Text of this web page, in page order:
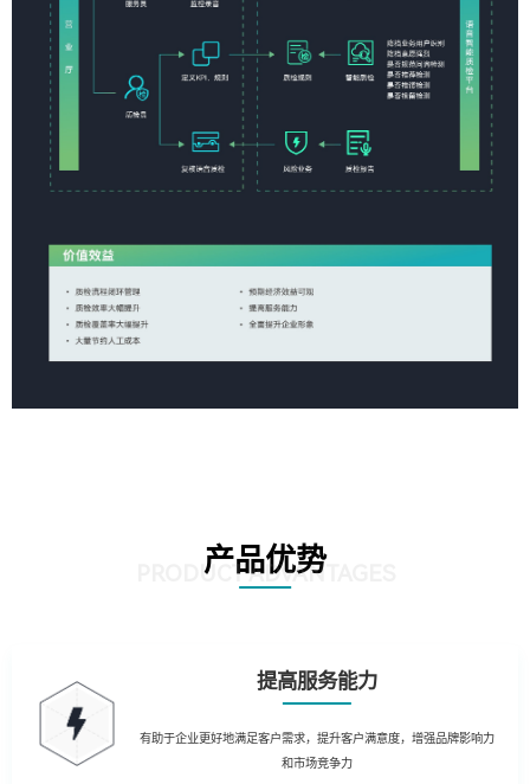
产品优势
PRODUCT ADVANTAGES
提高服务能力
有助于企业更好地满足客户需求，提升客户满意度，增强品牌影响力
和市场竞争力